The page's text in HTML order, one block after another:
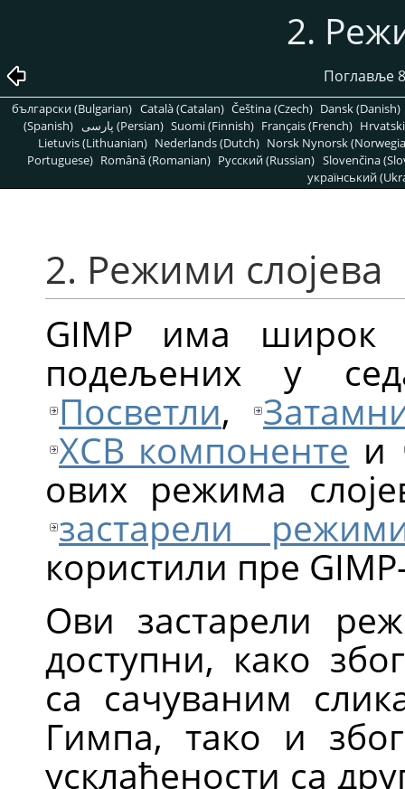
2.
Поглавље
български (Bulgarian) Català (Catalan) Čeština (Czech) Dansk (Danish)
(Spanish)
پارسی (Persian) Suomi (Finnish) Français (French)
Lietuvis (Lithuanian) Nederlands (Dutch) Norsk Nynorsk
Portuguese) Română (Romanian) Pусский (Russian) Slovenčina
український
2. Режими слојева
GIMP има широк
подељених у
Посветли,
ХСВ компоненте и
ових режима
застарели
користили пре GIMP
Ови застарели
доступни, како
са сачуваним
Гимпа, тако и
усклађености са